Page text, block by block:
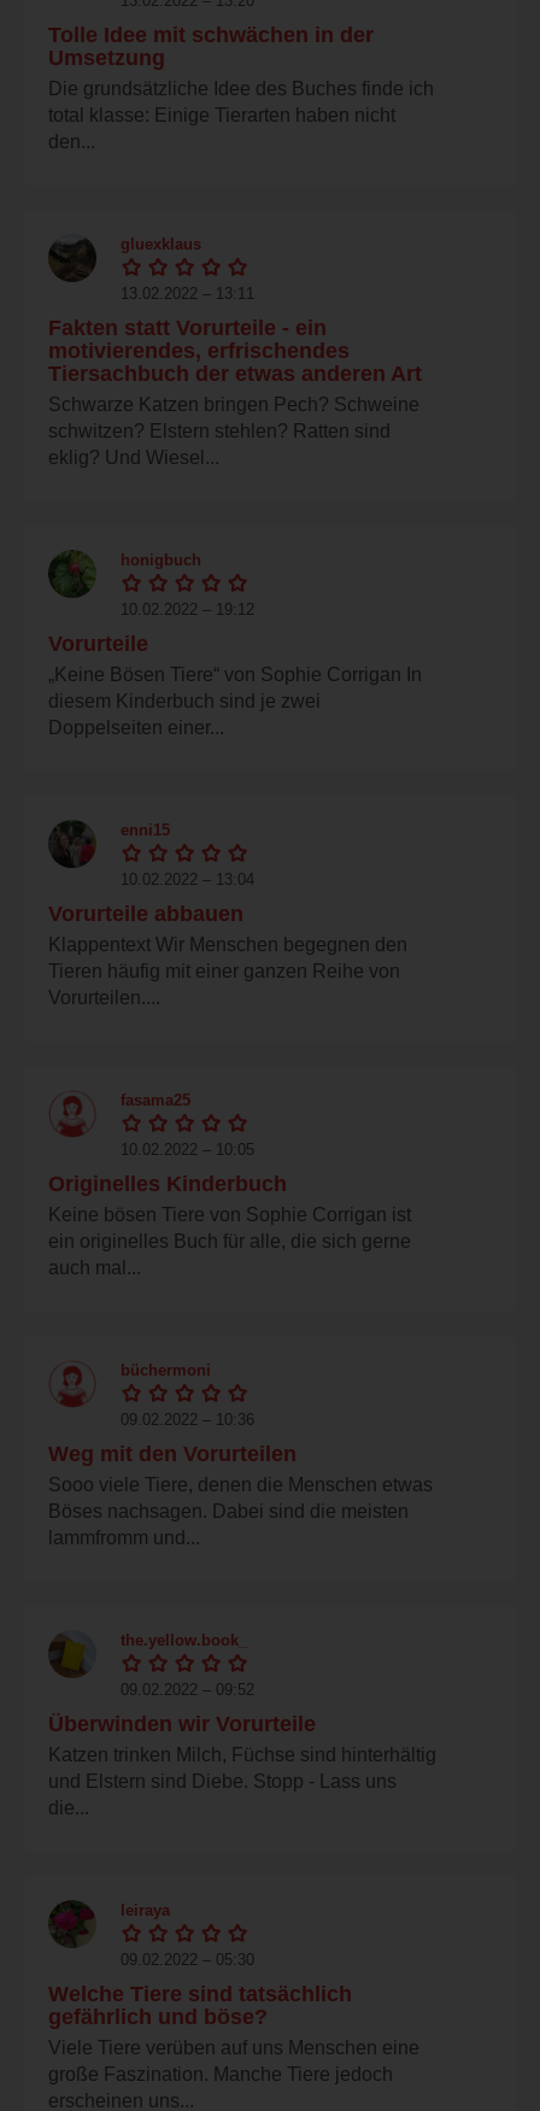
Tolle Idee mit schwächen in der
Umsetzung
Die grundsätzliche Idee des Buches finde ich
total klasse: Einige Tierarten haben nicht
den...
gluexklaus
13.02.2022 – 13:11
Fakten statt Vorurteile - ein
motivierendes, erfrischendes
Tiersachbuch der etwas anderen Art
Schwarze Katzen bringen Pech? Schweine
schwitzen? Elstern stehlen? Ratten sind
eklig? Und Wiesel...
honigbuch
10.02.2022 – 19:12
Vorurteile
„Keine Bösen Tiere“ von Sophie Corrigan In
diesem Kinderbuch sind je zwei
Doppelseiten einer...
enni15
10.02.2022 – 13:04
Vorurteile abbauen
Klappentext Wir Menschen begegnen den
Tieren häufig mit einer ganzen Reihe von
Vorurteilen....
fasama25
10.02.2022 – 10:05
Originelles Kinderbuch
Keine bösen Tiere von Sophie Corrigan ist
ein originelles Buch für alle, die sich gerne
auch mal...
büchermoni
09.02.2022 – 10:36
Weg mit den Vorurteilen
Sooo viele Tiere, denen die Menschen etwas
Böses nachsagen. Dabei sind die meisten
lammfromm und...
the.yellow.book_
09.02.2022 – 09:52
Überwinden wir Vorurteile
Katzen trinken Milch, Füchse sind hinterhältig
und Elstern sind Diebe. Stopp - Lass uns
die...
leiraya
09.02.2022 – 05:30
Welche Tiere sind tatsächlich
gefährlich und böse?
Viele Tiere verüben auf uns Menschen eine
große Faszination. Manche Tiere jedoch
erscheinen uns...